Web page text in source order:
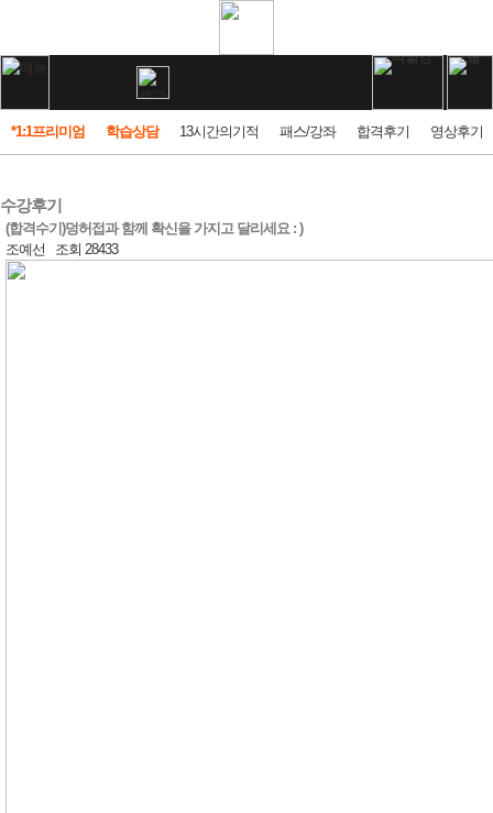
*1:1프리미엄 학습상담 13시간의기적 패스/강좌 합격후기 영상후기
수강후기
(합격수기)덩허접과 함께 확신을 가지고 달리세요 : )
조예선
조회 28433